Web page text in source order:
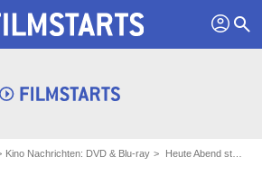
profil search
Kino Nachrichten: DVD & Blu-ray Heute Abend streamen: Der wohl versauteste Animationsfilm überhaupt – der nach 8 Jahren tatsächlich noch fortgesetzt wurde